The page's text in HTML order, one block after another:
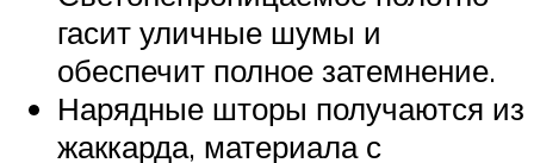
гасит уличные шумы и
обеспечит полное затемнение.
Нарядные шторы получаются из
жаккарда, материала с